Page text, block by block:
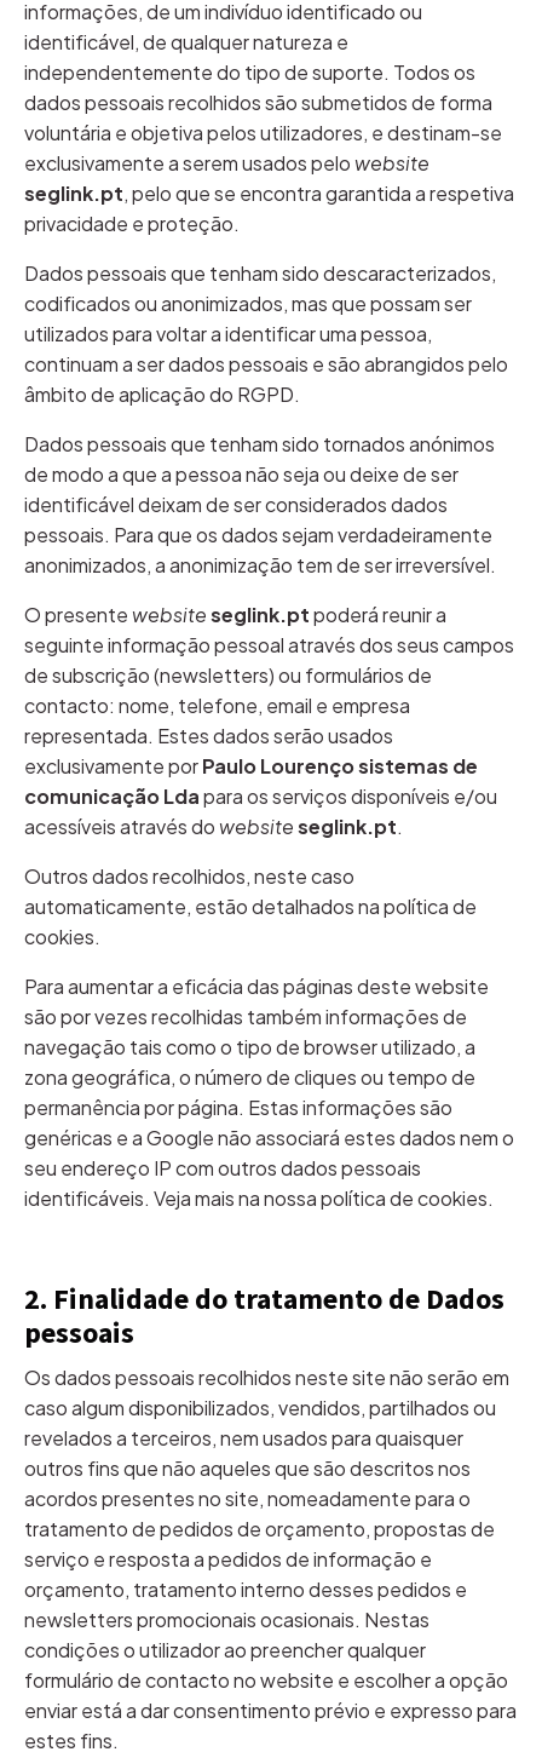
informações, de um indivíduo identificado ou
identificável, de qualquer natureza e
independentemente do tipo de suporte. Todos os
dados pessoais recolhidos são submetidos de forma
voluntária e objetiva pelos utilizadores, e destinam-se
exclusivamente a serem usados pelowebsite
seglink.pt, pelo que se encontra garantida a respetiva
privacidade e proteção.
Dados pessoais que tenham sido descaracterizados,
codificados ou anonimizados, mas que possam ser
utilizados para voltar a identificar uma pessoa,
continuam a ser dados pessoais e são abrangidos pelo
âmbito de aplicação do RGPD.
Dados pessoais que tenham sido tornados anónimos
de modo a que a pessoa não seja ou deixe de ser
identificável deixam de ser considerados dados
pessoais. Para que os dados sejam verdadeiramente
anonimizados, a anonimização tem de ser irreversível.
O presentewebsiteseglink.ptpoderá reunir a
seguinte informação pessoal através dos seus campos
de subscrição (newsletters) ou formulários de
contacto: nome, telefone, email e empresa
representada. Estes dados serão usados
exclusivamente porPaulo Lourenço sistemas de
comunicação Ldapara os serviços disponíveis e/ou
acessíveis através dowebsiteseglink.pt.
Outros dados recolhidos, neste caso
automaticamente, estão detalhados na política de
cookies.
Para aumentar a eficácia das páginas deste website
são por vezes recolhidas também informações de
navegação tais como o tipo de browser utilizado, a
zona geográfica, o número de cliques ou tempo de
permanência por página. Estas informações são
genéricas e a Google não associará estes dados nem o
seu endereço IP com outros dados pessoais
identificáveis. Veja mais na nossa política de cookies.
2. Finalidade do tratamento de Dados
pessoais
Os dados pessoais recolhidos neste site não serão em
caso algum disponibilizados, vendidos, partilhados ou
revelados a terceiros, nem usados para quaisquer
outros fins que não aqueles que são descritos nos
acordos presentes no site, nomeadamente para o
tratamento de pedidos de orçamento, propostas de
serviço e resposta a pedidos de informação e
orçamento, tratamento interno desses pedidos e
newsletters promocionais ocasionais. Nestas
condições o utilizador ao preencher qualquer
formulário de contacto no website e escolher a opção
enviar está a dar consentimento prévio e expresso para
estes fins.